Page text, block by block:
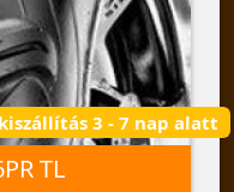
3 - 7 nap alatt
TL